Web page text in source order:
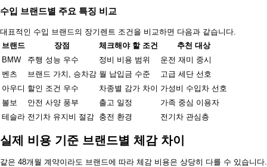
수입 브랜드별 주요 특징 비교
대표적인 수입 브랜드의 장기렌트 조건을 비교하면 다음과 같습니다.
브랜드
장점 체크해야 할 조건
추천 대상
BMW
주행 성능 우수 정비 비용 범위
운전 재미 중시
벤츠
브랜드 가치, 승차감 월 납입금 수준
고급 세단 선호
아우디 할인 조건 우수 차종별 감가 차이 가성비 수입차 선호
볼보
안전 사양 풍부 출고 일정
가족 중심 이용자
테슬라 전기차 유지비 절감 충전 환경 전기차 관심층
실제 비용 기준 브랜드별 체감 차이
같은 48개월 계약이라도 브랜드에 따라 체감 비용은 상당히 다를 수 있습니다.